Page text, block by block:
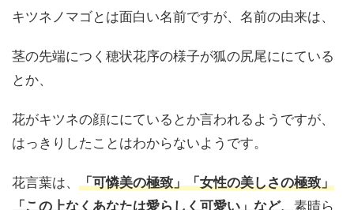
キツネノマゴとは面白い名前ですが、名前の由来は、
茎の先端につく穂状花序の様子が狐の尻尾ににている
とか、
花がキツネの顔ににているとか言われるようですが、
はっきりしたことはわからないようです。
花言葉は、 「可憐美の極致」「女性の美しさの極致」
「この上なくあなたは愛らしく可愛い」など、素晴ら